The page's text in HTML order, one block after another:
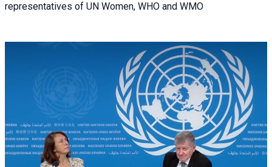
representatives of UN Women, WHO and WMO